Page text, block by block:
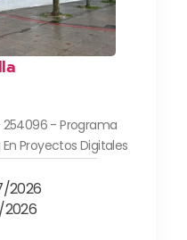
254096 - Programa
Proyectos Digitales
2026